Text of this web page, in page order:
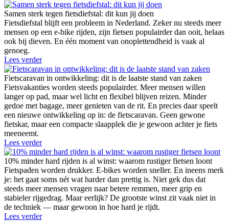
Samen sterk tegen fietsdiefstal: dit kun jij doen
Fietsdiefstal blijft een probleem in Nederland. Zeker nu steeds meer
mensen op een e-bike rijden, zijn fietsen populairder dan ooit, helaas
ook bij dieven. En één moment van onoplettendheid is vaak al
genoeg.
Lees verder
Fietscaravan in ontwikkeling: dit is de laatste stand van zaken
Fietsvakanties worden steeds populairder. Meer mensen willen
langer op pad, maar wel licht en flexibel blijven reizen. Minder
gedoe met bagage, meer genieten van de rit. En precies daar speelt
een nieuwe ontwikkeling op in: de fietscaravan. Geen gewone
fietskar, maar een compacte slaapplek die je gewoon achter je fiets
meeneemt.
Lees verder
10% minder hard rijden is al winst: waarom rustiger fietsen loont
Fietspaden worden drukker. E-bikes worden sneller. En ineens merk
je: het gaat soms nét wat harder dan prettig is. Niet gek dus dat
steeds meer mensen vragen naar betere remmen, meer grip en
stabieler rijgedrag. Maar eerlijk? De grootste winst zit vaak niet in
de techniek — maar gewoon in hoe hard je rijdt.
Lees verder